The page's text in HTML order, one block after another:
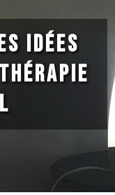
idées